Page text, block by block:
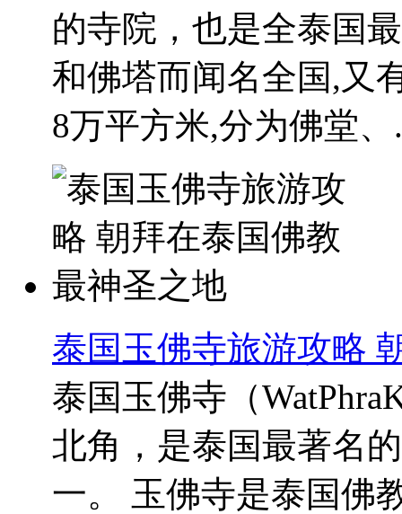
的寺院，也是全泰国
和佛塔而闻名全国,又
8万平方米,分为佛堂、
泰国玉佛寺旅游攻略
泰国玉佛寺（
北角，是泰国最著名
一。 玉佛寺是泰国佛